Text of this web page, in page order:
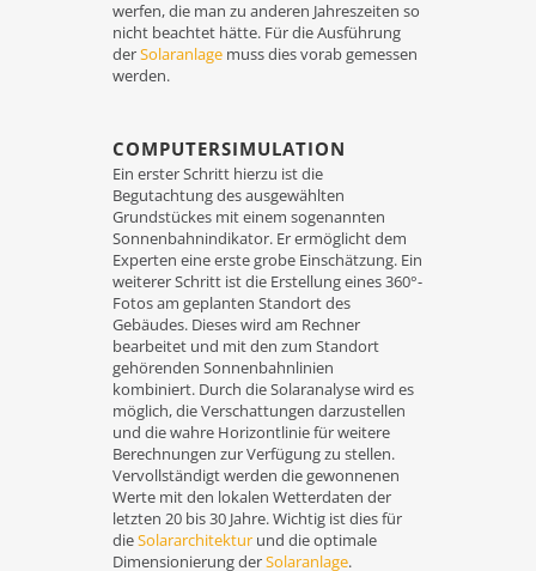
werfen, die man zu anderen Jahreszeiten so
nicht beachtet hätte. Für die Ausführung
derSolaranlage muss dies vorab gemessen
werden.
COMPUTERSIMULATION
Ein erster Schritt hierzu ist die
Begutachtung des ausgewählten
Grundstückes mit einem sogenannten
Sonnenbahnindikator. Er ermöglicht dem
Experten eine erste grobe Einschätzung. Ein
weiterer Schritt ist die Erstellung eines 360°-
Fotos am geplanten Standort des
Gebäudes. Dieses wird am Rechner
bearbeitet und mit den zum Standort
gehörenden Sonnenbahnlinien
kombiniert. Durch die Solaranalyse wird es
möglich, die Verschattungen darzustellen
und die wahre Horizontlinie für weitere
Berechnungen zur Verfügung zu stellen.
Vervollständigt werden die gewonnenen
Werte mit den lokalen Wetterdaten der
letzten 20 bis 30 Jahre. Wichtig ist dies für
dieSolararchitektur und die optimale
Dimensionierung derSolaranlage.